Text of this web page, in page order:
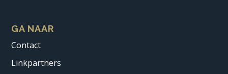
GA NAAR
Contact
Linkpartners